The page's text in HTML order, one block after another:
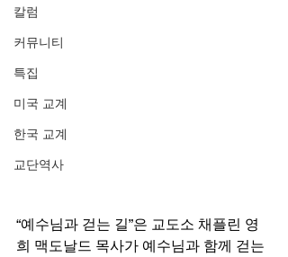
칼럼
커뮤니티
특집
미국 교계
한국 교계
교단역사
“예수님과 걷는 길”은 교도소 채플린 영
희 맥도날드 목사가 예수님과 함께 걷는